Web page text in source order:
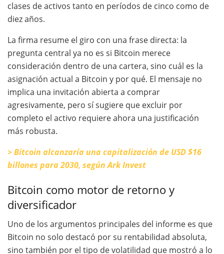
clases de activos tanto en períodos de cinco como de
diez años.
La firma resume el giro con una frase directa: la
pregunta central ya no es si Bitcoin merece
consideración dentro de una cartera, sino cuál es la
asignación actual a Bitcoin y por qué. El mensaje no
implica una invitación abierta a comprar
agresivamente, pero sí sugiere que excluir por
completo el activo requiere ahora una justificación
más robusta.
> Bitcoin alcanzaría una capitalización de USD $16
billones para 2030, según Ark Invest
Bitcoin como motor de retorno y
diversificador
Uno de los argumentos principales del informe es que
Bitcoin no solo destacó por su rentabilidad absoluta,
sino también por el tipo de volatilidad que mostró a lo